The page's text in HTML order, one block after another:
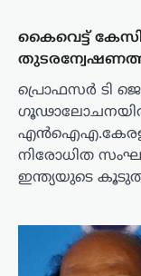
കൈവെട്ട്
പ്രൊഫസര്‍ ടി
നിരോധിത
ഇന്ത്യയുടെ